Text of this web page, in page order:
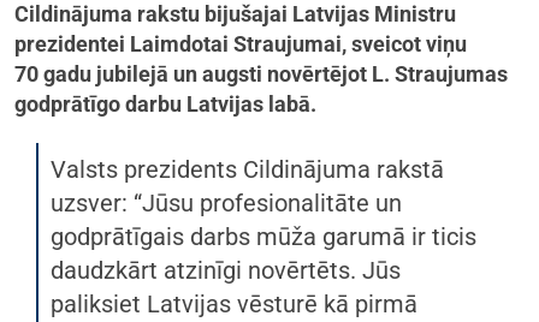
Cildinājuma rakstu bijušajai Latvijas Ministru
prezidentei Laimdotai Straujumai, sveicot viņu
70 gadu jubilejā un augsti novērtējot L. Straujumas
godprātīgo darbu Latvijas labā.
Valsts prezidents Cildinājuma rakstā
uzsver: “Jūsu profesionalitāte un
godprātīgais darbs mūža garumā ir ticis
daudzkārt atzinīgi novērtēts. Jūs
paliksiet Latvijas vēsturē kā pirmā